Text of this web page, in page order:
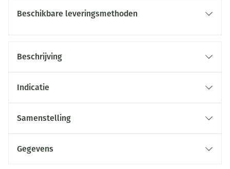
Beschikbare leveringsmethoden
Beschrijving
Indicatie
Samenstelling
Gegevens